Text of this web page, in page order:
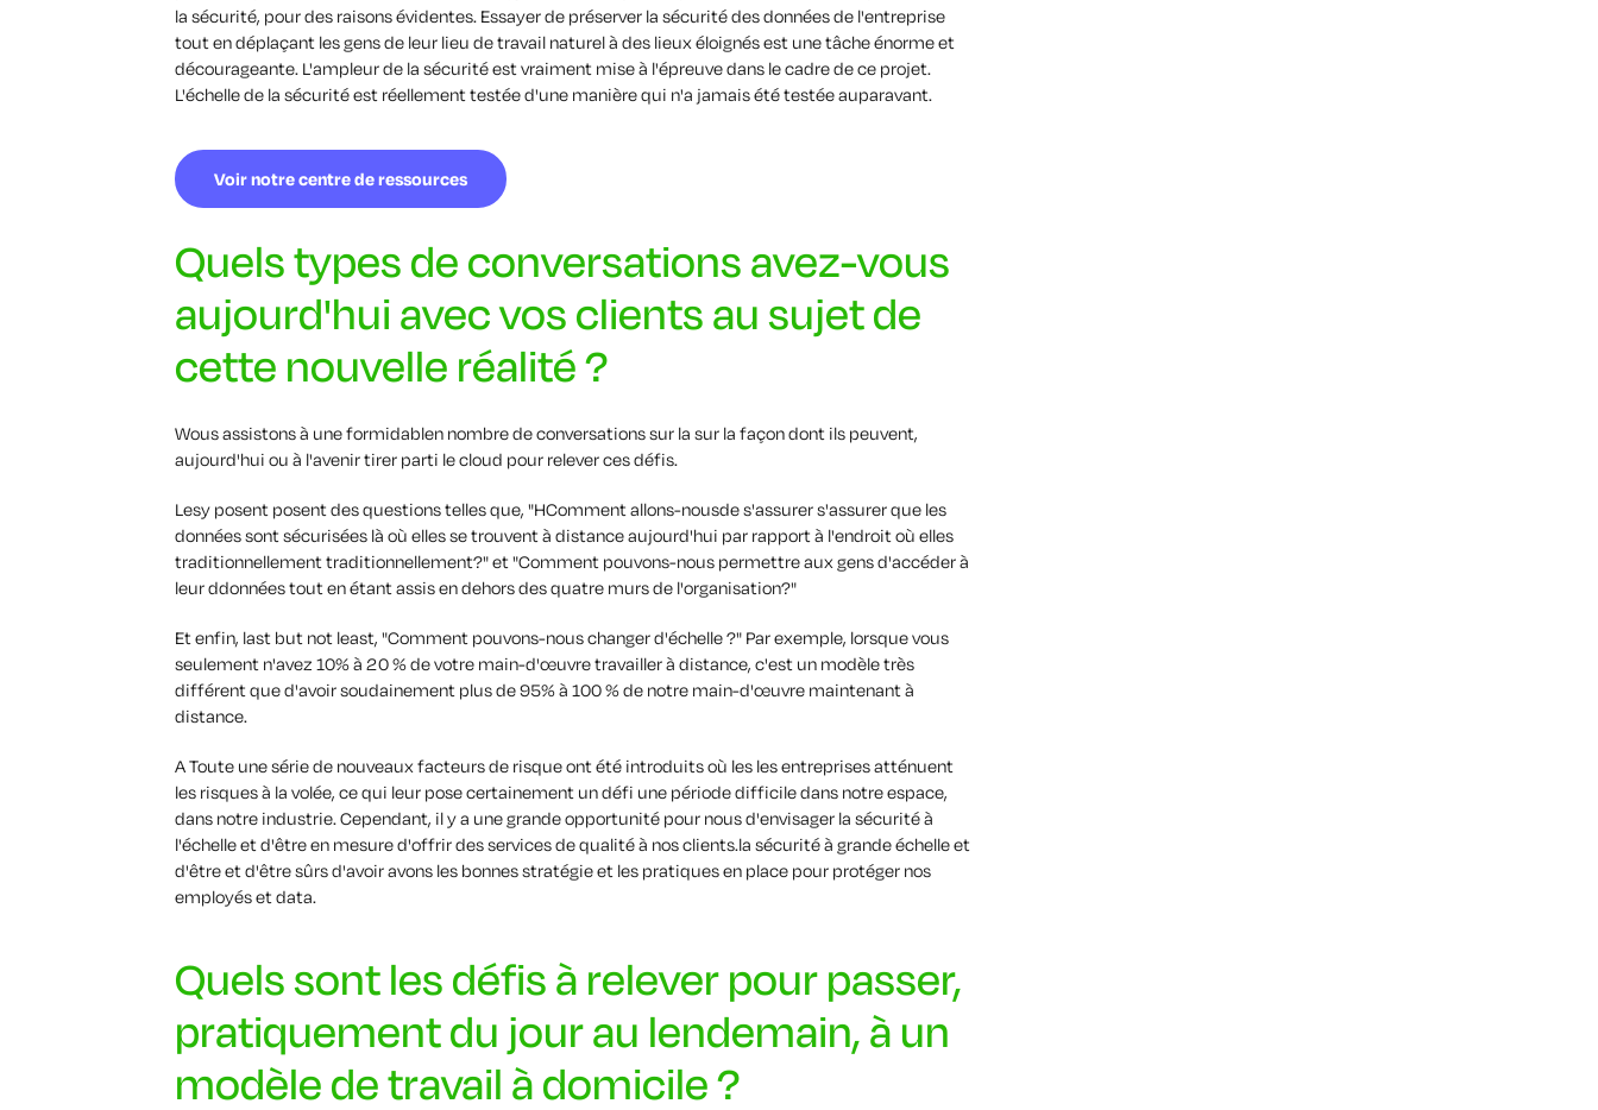
la sécurité, pour des raisons évidentes. Essayer de préserver la sécurité des données de l'entreprise
tout en déplaçant les gensde leur lieu de travail naturel à des lieux éloignés est une tâche énorme et
décourageante. L'ampleur de la sécurité est vraiment mise à l'épreuve dans le cadre de ce projet.
L'échelle de la sécurité est réellement testée d'une manière qui n'a jamais été testée auparavant.
Voir notre centre de ressources
Quels types de conversations avez-vous
aujourd'hui avec vos clients au sujet de
cette nouvelle réalité ?
Wous assistons à une formidablen nombre de conversations sur la sur la façon dont ils peuvent,
aujourd'hui ou à l'avenirtirer parti lecloud pour relever ces défis.
Lesy posent posent des questions telles que, "HComment allons-nousde s'assurers'assurer que les
données sont sécurisées là où elles se trouventà distance aujourd'hui par rapport à l'endroit où elles
traditionnellementtraditionnellement?" et "Comment pouvons-nous permettre aux gens d'accéder à
leurddonnéestout en étant assisen dehors des quatre murs de l'organisation?"
Et enfin, last but not least, "Comment pouvons-nous changer d'échelle ?" Par exemple, lorsque vous
seulement n'avez 10%à 20 % devotre main-d'œuvretravaillerà distance, c'est un modèle très
différent que d'avoir soudainement plus de95%à 100 % de notre main-d'œuvre maintenantà
distance.
AToute une série de nouveaux facteurs de risqueont été introduitsoù les les entreprises atténuent
les risques à la volée, ce qui leur pose certainement un défi une période difficile dans notre espace,
dans notre industrie. Cependant, il y a une grande opportunité pour nous d'envisager la sécurité à
l'échelle et d'être en mesure d'offrir des services de qualité à nos clients.la sécurité à grande échelle et
d'êtreet d'être sûrs d'avoiravons les bonnesstratégie et les pratiquesen place pour protéger nos
employésetdata.
Quels sont les défis à relever pour passer,
pratiquement du jour au lendemain, à un
modèle de travail à domicile ?